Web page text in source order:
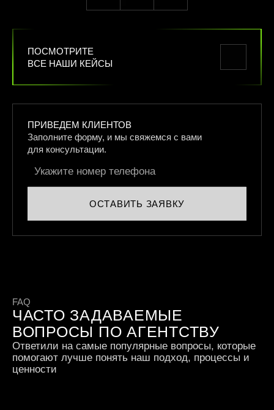
ПОСМОТРИТЕ
ВСЕ НАШИ КЕЙСЫ
ПРИВЕДЕМ КЛИЕНТОВ
Заполните форму, и мы свяжемся с вами
для консультации.
ОСТАВИТЬ ЗАЯВКУ
FAQ
ЧАСТО ЗАДАВАЕМЫЕ
ВОПРОСЫ ПО АГЕНТСТВУ
Ответили на самые популярные вопросы, которые
помогают лучше понять наш подход, процессы и
ценности